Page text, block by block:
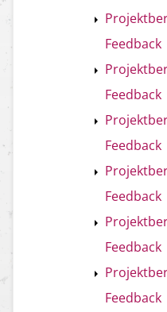
Feedback
Feedback
Feedback
Feedback
Feedback
Feedback